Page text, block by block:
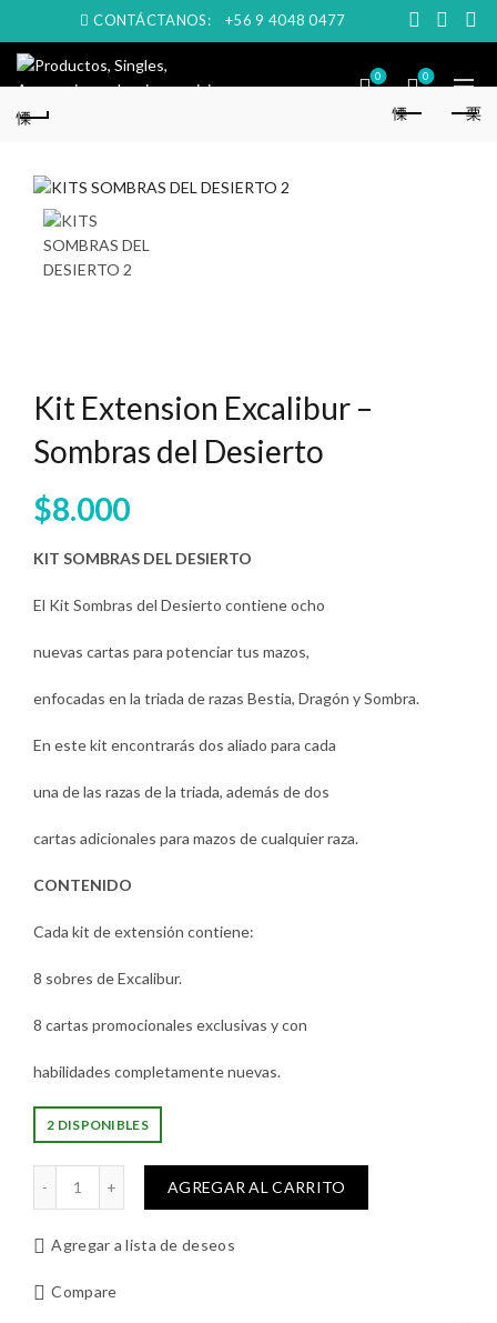
CONTÁCTANOS: +56 9 4048 0477
0 0
Kit Extension Excalibur –
Sombras del Desierto
$8.000
KIT SOMBRAS DEL DESIERTO
El Kit Sombras del Desierto contiene ocho
nuevas cartas para potenciar tus mazos,
enfocadas en la triada de razas Bestia, Dragón y Sombra.
En este kit encontrarás dos aliado para cada
una de las razas de la triada, además de dos
cartas adicionales para mazos de cualquier raza.
CONTENIDO
Cada kit de extensión contiene:
8 sobres deExcalibur.
8 cartas promocionales exclusivas y con
habilidades completamente nuevas.
2 DISPONIBLES
AGREGAR AL CARRITO
Agregar a lista de deseos
Compare